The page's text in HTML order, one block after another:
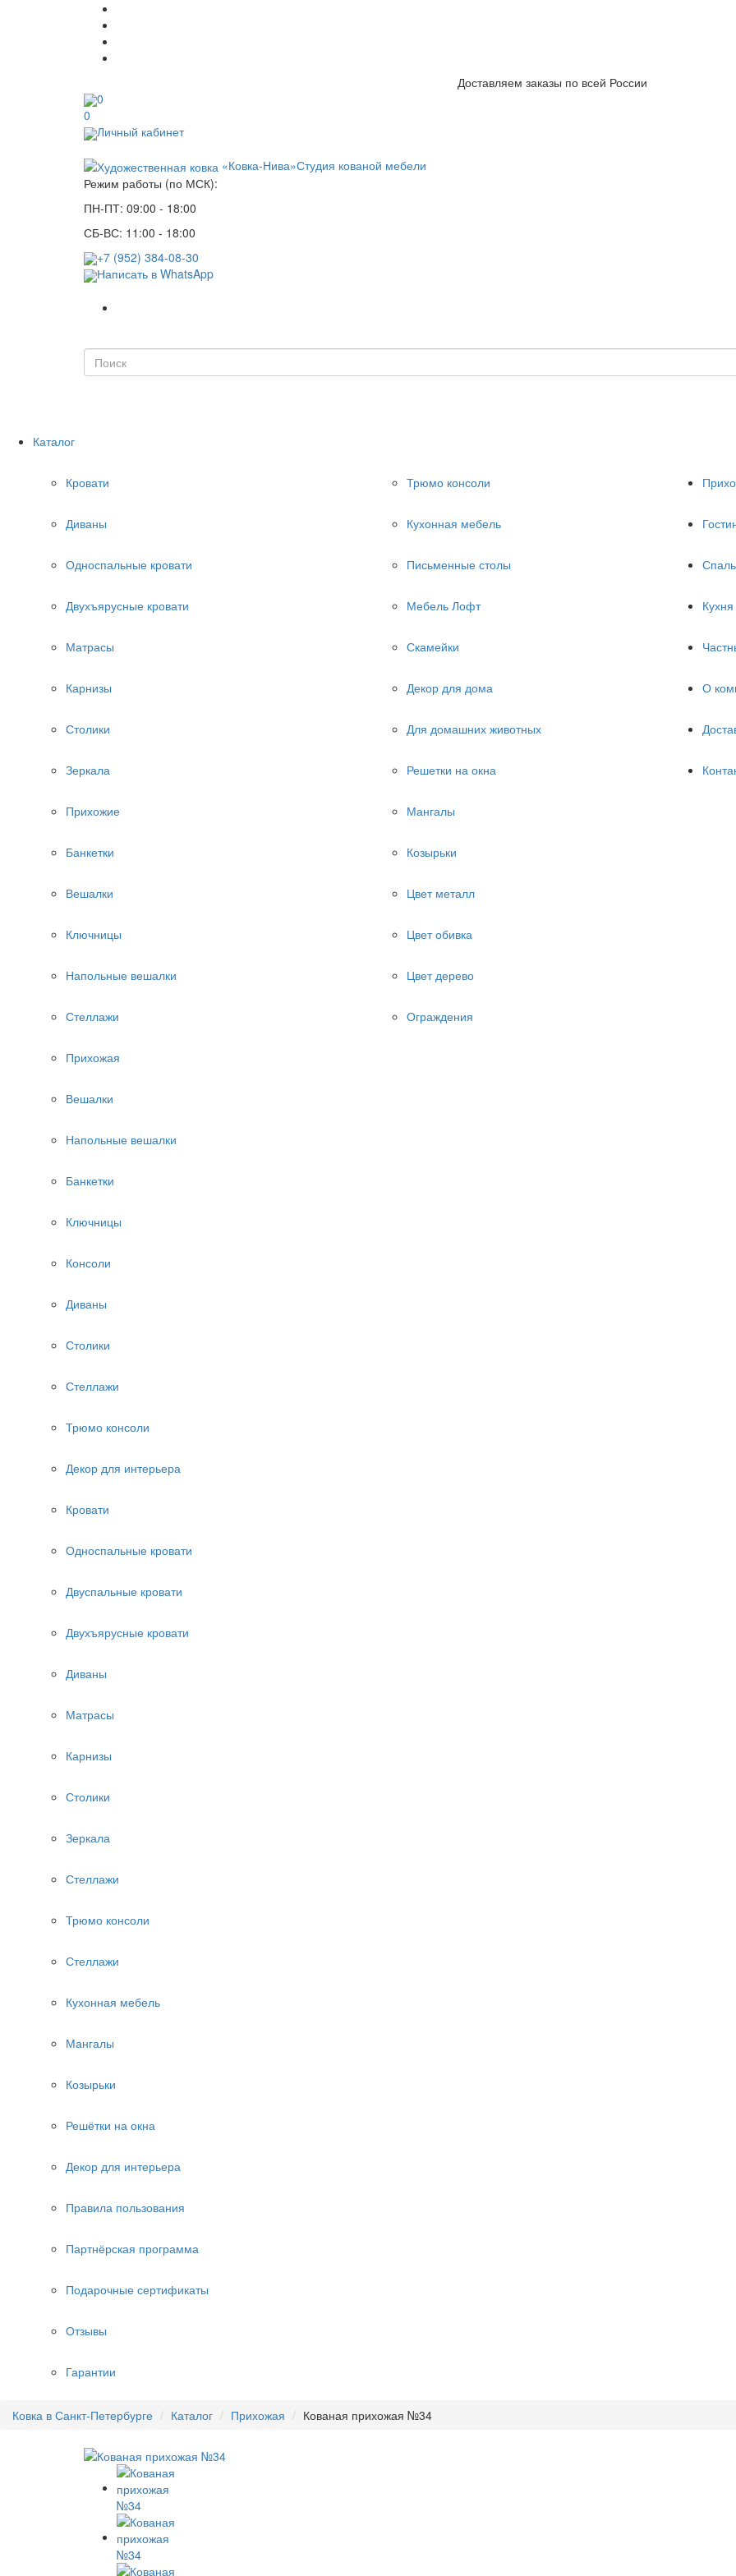
Доставляем заказы по всей России
0
0
Личный кабинет
«Ковка-Нива»Студия кованой мебели
Режим работы (по МСК):
ПН-ПТ: 09:00 - 18:00
СБ-ВС: 11:00 - 18:00
+7 (952) 384-08-30
Написать в WhatsApp
Каталог
Кровати
Диваны
Односпальные кровати
Двухъярусные кровати
Матрасы
Карнизы
Столики
Зеркала
Прихожие
Банкетки
Вешалки
Ключницы
Напольные вешалки
Стеллажи
Трюмо консоли
Кухонная мебель
Письменные столы
Мебель Лофт
Скамейки
Декор для дома
Для домашних животных
Решетки на окна
Мангалы
Козырьки
Цвет металл
Цвет обивка
Цвет дерево
Ограждения
Прихожая
Вешалки
Напольные вешалки
Банкетки
Ключницы
Консоли
Диваны
Столики
Стеллажи
Трюмо консоли
Декор для интерьера
Кровати
Односпальные кровати
Двуспальные кровати
Двухъярусные кровати
Диваны
Матрасы
Карнизы
Столики
Зеркала
Стеллажи
Трюмо консоли
Кухня
Стеллажи
Кухонная мебель
Мангалы
Козырьки
Решётки на окна
Декор для интерьера
О
Правила пользования
Партнёрская программа
Подарочные сертификаты
Отзывы
Гарантии
Ковка в Санкт-Петербурге Каталог Прихожая Кованая прихожая №34